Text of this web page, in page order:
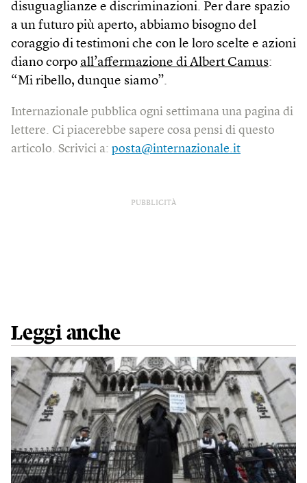
disuguaglianze e discriminazioni. Per dare spazio
a un futuro più aperto, abbiamo bisogno del
coraggio di testimoni che con le loro scelte e azioni
diano corpo all’affermazione di Albert Camus:
“Mi ribello, dunque siamo”.
Internazionale pubblica ogni settimana una pagina di
lettere. Ci piacerebbe sapere cosa pensi di questo
articolo. Scrivici a: posta@internazionale.it
PUBBLICITÀ
Leggi anche